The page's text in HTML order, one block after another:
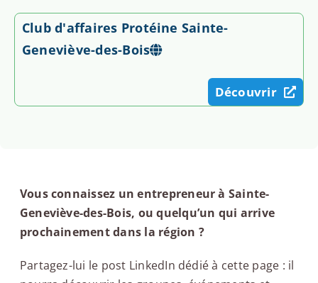
Club d'affaires Protéine Sainte-
Geneviève-des-Bois
Découvrir
Vous connaissez un entrepreneur à Sainte-
Geneviève-des-Bois, ou quelqu’un qui arrive
prochainement dans la région ?
Partagez-lui le post LinkedIn dédié à cette page : il